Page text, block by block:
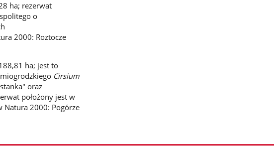
ha; rezerwat
o
2000: Roztocze
ha; jest to
Cirsium
oraz
położony jest w
Natura 2000: Pogórze